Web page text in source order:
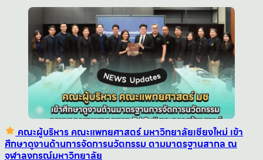
คณะผู้บริหาร คณะแพทยศาสตร์ มหาวิทยาลัยเชียงใหม่ เข้า
ศึกษาดูงานด้านการจัดการนวัตกรรม ตามมาตรฐานสากล ณ
จุฬาลงกรณ์มหาวิทยาลัย